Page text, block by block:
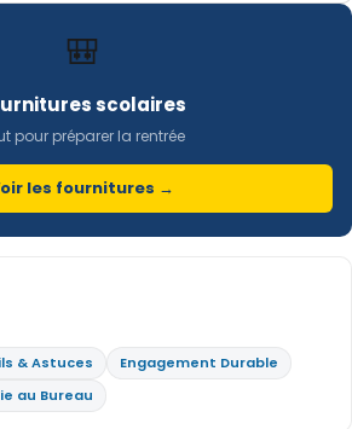
🎒
scolaires
pour préparer la rentrée
les fournitures →
& Astuces
Engagement Durable
au Bureau